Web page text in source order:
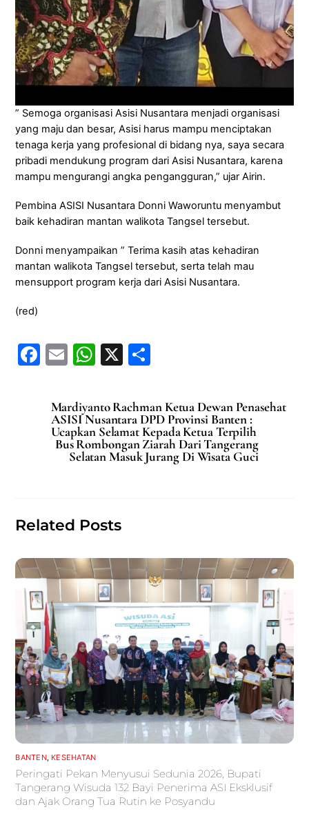
” Semoga organisasi Asisi Nusantara menjadi organisasi
yang maju dan besar, Asisi harus mampu menciptakan
tenaga kerja yang profesional di bidang nya, saya secara
pribadi mendukung program dari Asisi Nusantara, karena
mampu mengurangi angka pengangguran,” ujar Airin.
Pembina ASISI Nusantara Donni Waworuntu menyambut
baik kehadiran mantan walikota Tangsel tersebut.
Donni menyampaikan ” Terima kasih atas kehadiran
mantan walikota Tangsel tersebut, serta telah mau
mensupport program kerja dari Asisi Nusantara.
(red)
F
c
e
b
E
ai
l
W
at
s
A
p
X
ar
e
Mardiyanto Rachman Ketua Dewan Penasehat
ASISI Nusantara DPD Provinsi Banten :
Ucapkan Selamat Kepada Ketua Terpilih
Bus Rombongan Ziarah Dari Tangerang
Selatan Masuk Jurang Di Wisata Guci
Related Posts
BANTEN, KESEHATAN
Peringati Pekan Menyusui Sedunia 2026, Bupati
Tangerang Wisuda 132 Bayi Penerima ASI Eksklusif
dan Ajak Orang Tua Rutin ke Posyandu